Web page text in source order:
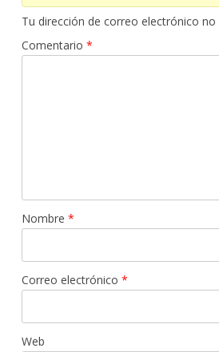
Tu dirección de correo electrónico no
Comentario *
Nombre *
Correo electrónico *
Web